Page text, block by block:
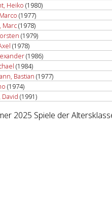
Heiko (1980)
(1977)
Marc(1978)
(1979)
(1978)
(1986)
(1984)
Bastian (1977)
(1974)
(1991)
2025 Spiele der